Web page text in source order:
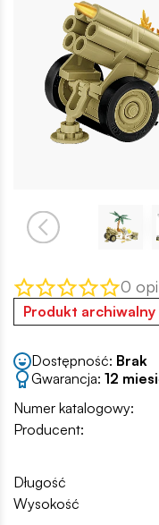
0
Produkt archiwalny
Dostępność: Brak
Gwarancja: 12
Numer katalogowy:
Producent:
Długość
Wysokość